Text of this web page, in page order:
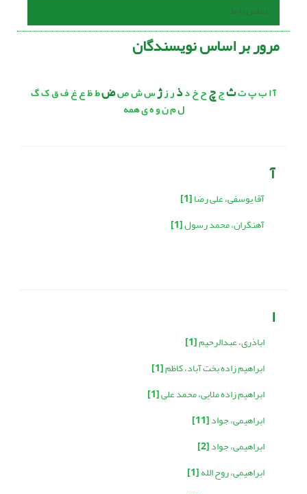
تماس با ما
مرور بر اساس نویسندگان
آابپتثجچحخدذرزژسشصضطظعغفقکگ
لمنوهیهمه
آ
آقا یوسفی، علی رضا[1]
آهنگران، محمد رسول[1]
ا
اباذری، عبدالرحیم[1]
ابراهیم زاده بخت آباد، کاظم[1]
ابراهیم زاده ملایی، محمد علی[1]
ابراهیمی، جواد[11]
ابراهیمی، جواد[2]
ابراهیمی، روح الله[1]